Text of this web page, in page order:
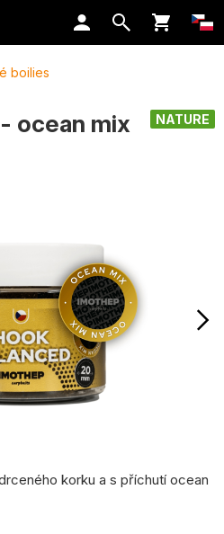
boilies
NATURE
ocean mix
korku a s příchutí ocean